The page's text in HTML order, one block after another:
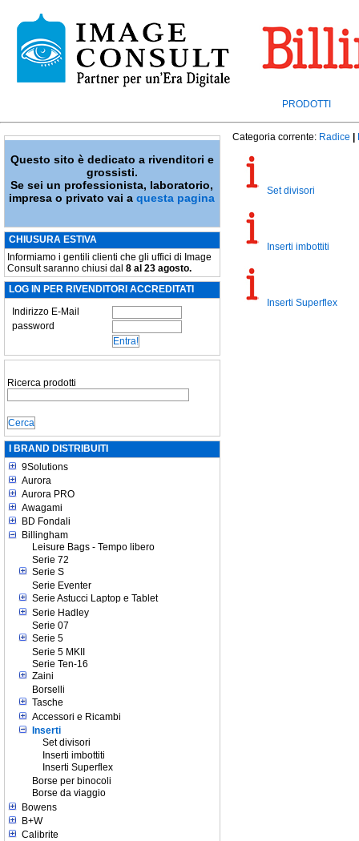
PRODOTTI
Questo sito è dedicato a rivenditori e
grossisti.
Se sei un professionista, laboratorio,
impresa o privato vai aquesta pagina
CHIUSURA ESTIVA
Informiamo i gentili clienti che gli uffici di Image
Consult saranno chiusi dal 8 al 23 agosto.
LOG IN PER RIVENDITORI ACCREDITATI
Indirizzo E-Mail
password
Ricerca prodotti
I BRAND DISTRIBUITI
9Solutions
Aurora
Aurora PRO
Awagami
BD Fondali
Billingham
Leisure Bags - Tempo libero
Serie 72
Serie S
Serie Eventer
Serie Astucci Laptop e Tablet
Serie Hadley
Serie 07
Serie 5
Serie 5 MKII
Serie Ten-16
Zaini
Borselli
Tasche
Accessori e Ricambi
Inserti
Set divisori
Inserti imbottiti
Inserti Superflex
Borse per binocoli
Borse da viaggio
Bowens
B+W
Calibrite
Categoria corrente: Radice
Set divisori
Inserti imbottiti
Inserti Superflex